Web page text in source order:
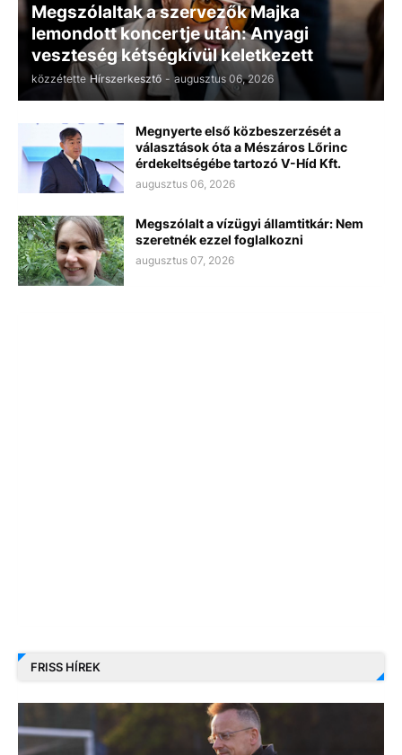
Megszólaltak a szervezők Majka
lemondott koncertje után: Anyagi
veszteség kétségkívül keletkezett
közzétette Hírszerkesztő - augusztus 06, 2026
Megnyerte első közbeszerzését a
választások óta a Mészáros Lőrinc
érdekeltségébe tartozó V-Híd Kft.
augusztus 06, 2026
Megszólalt a vízügyi államtitkár: Nem
szeretnék ezzel foglalkozni
augusztus 07, 2026
FRISS HÍREK